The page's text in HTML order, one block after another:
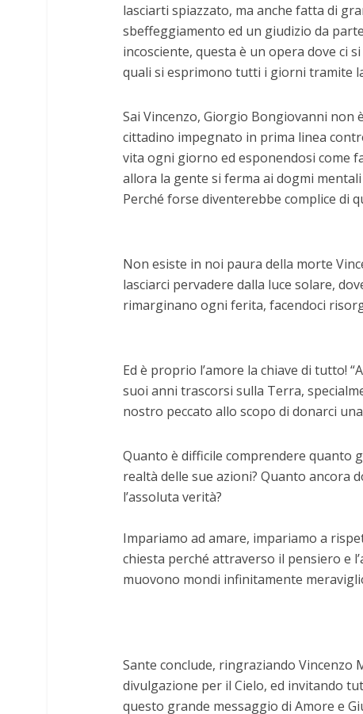
lasciarti spiazzato, ma anche fatta di
sbeffeggiamento ed un giudizio da
incosciente, questa è un opera dove ci
quali si esprimono tutti i giorni tramite
Sai Vincenzo, Giorgio Bongiovanni
cittadino impegnato in prima linea
vita ogni giorno ed esponendosi come
allora la gente si ferma ai dogmi
Perché forse diventerebbe complice di
Non esiste in noi paura della morte
lasciarci pervadere dalla luce solare,
rimarginano ogni ferita, facendoci
Ed è proprio l’amore la chiave di tutto!
suoi anni trascorsi sulla Terra,
nostro peccato allo scopo di donarci
Quanto è difficile comprendere quanto
realtà delle sue azioni? Quanto ancora
l’assoluta verità?
Impariamo ad amare, impariamo a
chiesta perché attraverso il pensiero e
muovono mondi infinitamente
Sante conclude, ringraziando Vincenzo
divulgazione per il Cielo, ed invitando
questo grande messaggio di Amore e